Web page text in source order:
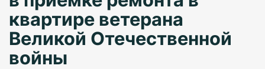
квартире ветерана
Великой Отечественной
войны